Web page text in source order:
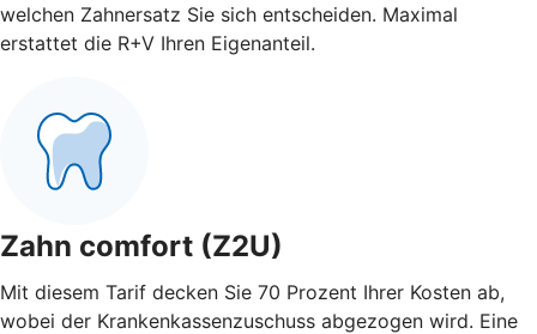
welchen Zahnersatz Sie sich entscheiden. Maximal
erstattet die R+V Ihren Eigenanteil.
Zahn comfort (Z2U)
Mit diesem Tarif decken Sie 70 Prozent Ihrer Kosten ab,
wobei der Krankenkassenzuschuss abgezogen wird. Eine